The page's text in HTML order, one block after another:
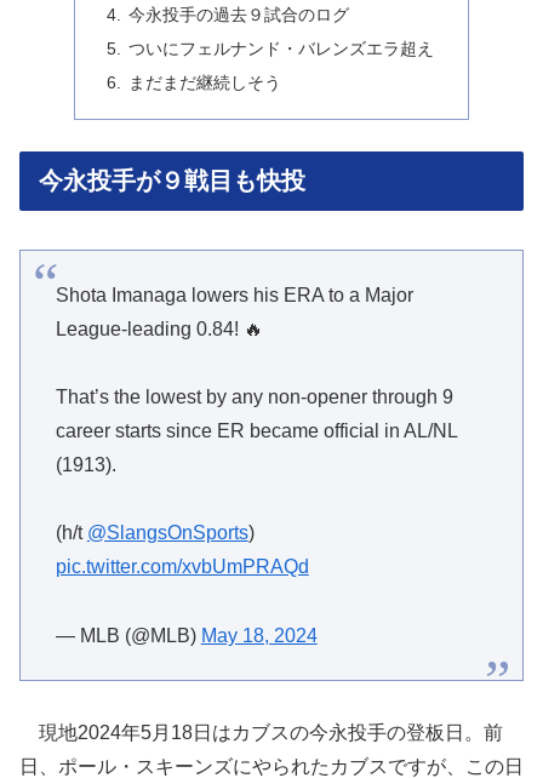
今永投手の過去９試合のログ
ついにフェルナンド・バレンズエラ超え
まだまだ継続しそう
今永投手が９戦目も快投
Shota Imanaga lowers his ERA to a Major
League-leading 0.84! 🔥
That’s the lowest by any non-opener through 9
career starts since ER became official in AL/NL
(1913).
(h/t @SlangsOnSports)
pic.twitter.com/xvbUmPRAQd
— MLB (@MLB) May 18, 2024
現地2024年5月18日はカブスの今永投手の登板日。前
日、ポール・スキーンズにやられたカブスですが、この日